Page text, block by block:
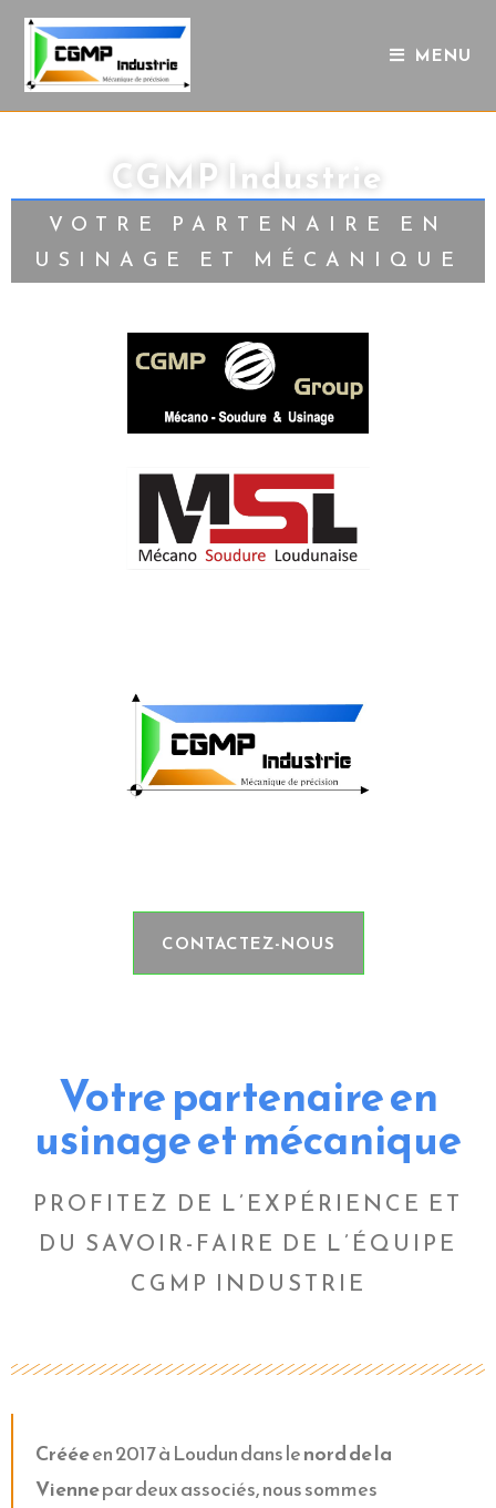
MENU
CGMP Industrie
VOTRE PARTENAIRE EN
USINAGE ET MÉCANIQUE
CONTACTEZ-NOUS
Votre partenaire en
usinage et mécanique
PROFITEZ DE L’EXPÉRIENCE ET
DU SAVOIR-FAIRE DE L’ÉQUIPE
CGMP INDUSTRIE
Crééeen 2017 à Loudun dans lenord de la
Viennepar deux associés, nous sommes